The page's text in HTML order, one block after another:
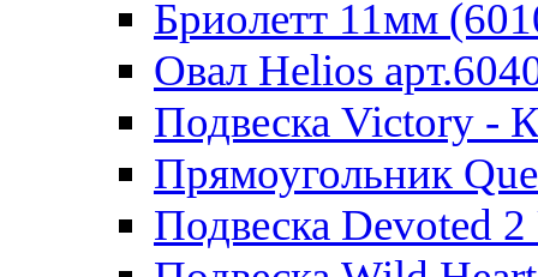
Бриолетт 11мм
Овал Helios
Подвеска Victory -
Прямоугольник
Подвеска Devoted